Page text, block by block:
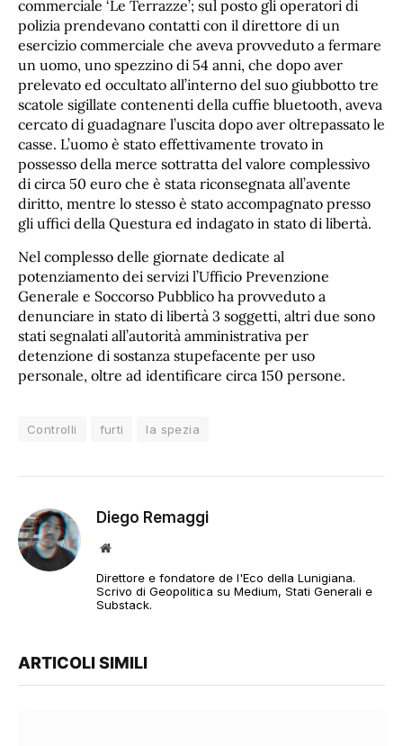
commerciale ‘Le Terrazze’; sul posto gli operatori di
polizia prendevano contatti con il direttore di un
esercizio commerciale che aveva provveduto a fermare
un uomo, uno spezzino di 54 anni, che dopo aver
prelevato ed occultato all’interno del suo giubbotto tre
scatole sigillate contenenti della cuffie bluetooth, aveva
cercato di guadagnare l’uscita dopo aver oltrepassato le
casse. L’uomo è stato effettivamente trovato in
possesso della merce sottratta del valore complessivo
di circa 50 euro che è stata riconsegnata all’avente
diritto, mentre lo stesso è stato accompagnato presso
gli uffici della Questura ed indagato in stato di libertà.
Nel complesso delle giornate dedicate al
potenziamento dei servizi l’Ufficio Prevenzione
Generale e Soccorso Pubblico ha provveduto a
denunciare in stato di libertà 3 soggetti, altri due sono
stati segnalati all’autorità amministrativa per
detenzione di sostanza stupefacente per uso
personale, oltre ad identificare circa 150 persone.
Controlli furti la spezia
Diego Remaggi
Sito
Direttore e fondatore de l'Eco della Lunigiana.
Scrivo di Geopolitica su Medium, Stati Generali e
Substack.
ARTICOLI SIMILI